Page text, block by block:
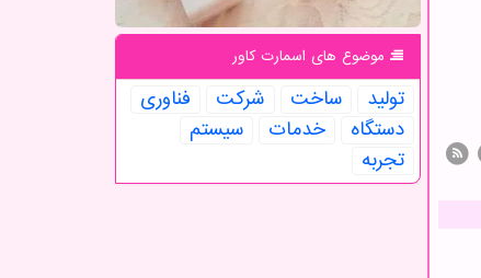
موضوع های اسمارت كاور
تولید ساخت شركت
فناوری
دستگاه
خدمات
سیستم
تجربه